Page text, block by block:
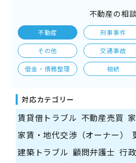
不動産の相
不動産 刑事事件
その他 交通事故
借金・債務整理 相続
対応カテゴリー
賃貸借トラブル 不動産売買
家賃・地代交渉（オーナー）
建築トラブル 顧問弁護士 行